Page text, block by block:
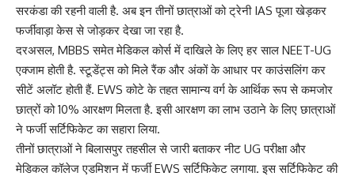
सरकंडा की रहनी वाली है. अब इन तीनों छात्राओं को ट्रेनी IAS पूजा खेड़कर
फर्जीवाड़ा केस से जोड़कर देखा जा रहा है.
दरअसल, MBBS समेत मेडिकल कोर्स में दाखिले के लिए हर साल NEET-UG
एक्जाम होती है. स्टूडेंट्स को मिले रैंक और अंकों के आधार पर काउंसलिंग कर
सीटें अलॉट होती हैं. EWS कोटे के तहत सामान्य वर्ग के आर्थिक रूप से कमजोर
छात्रों को 10% आरक्षण मिलता है. इसी आरक्षण का लाभ उठाने के लिए छात्राओं
ने फर्जी सर्टिफिकेट का सहारा लिया.
तीनों छात्राओं ने बिलासपुर तहसील से जारी बताकर नीट UG परीक्षा और
मेडिकल कॉलेज एडमिशन में फर्जी EWS सर्टिफिकेट लगाया. इस सर्टिफिकेट की